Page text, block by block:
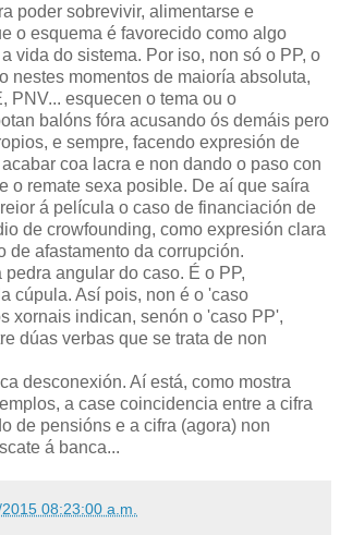
poder sobrevivir, alimentarse e
o esquema é favorecido como algo
vida do sistema. Por iso, non só o PP, o
nestes momentos de maioría absoluta,
PNV... esquecen o tema ou o
balóns fóra acusando ós demáis pero
e sempre, facendo expresión de
coa lacra e non dando o paso con
o remate sexa posible. De aí que saíra
á película o caso de financiación de
de crowfounding, como expresión clara
de afastamento da corrupción.
pedra angular do caso. É o PP,
cúpula. Así pois, non é o 'caso
xornais indican, senón o 'caso PP',
dúas verbas que se trata de non
desconexión. Aí está, como mostra
a case coincidencia entre a cifra
de pensións e a cifra (agora) non
á banca...
08:23:00 a.m.